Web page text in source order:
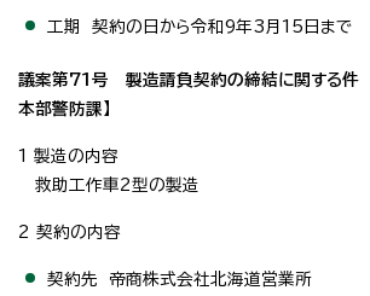
工期 契約の日から令和9年3月15日まで
議案第71号 製造請負契約の締結に関する件
本部警防課】
1 製造の内容
救助工作車2型の製造
2 契約の内容
契約先 帝商株式会社北海道営業所